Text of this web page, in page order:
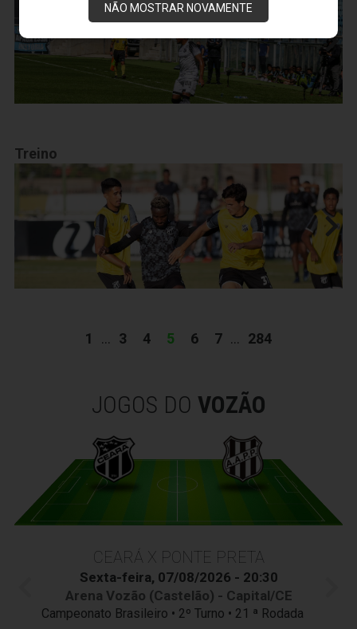
NÃO MOSTRAR NOVAMENTE
Treino
1 ... 3 4 5 6 7 ... 284
JOGOS DO VOZÃO
CEARÁ X PONTE PRETA
Sexta-feira, 07/08/2026 - 20:30
Arena Vozão (Castelão) - Capital/CE
Campeonato Brasileiro • 2º Turno • 21 ª Rodada